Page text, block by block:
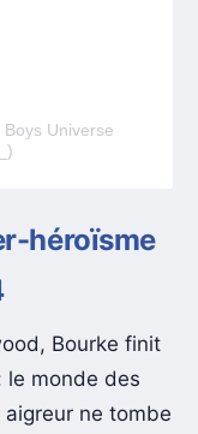
Universe
héroïsme
Bourke finit
le monde des
ne tombe